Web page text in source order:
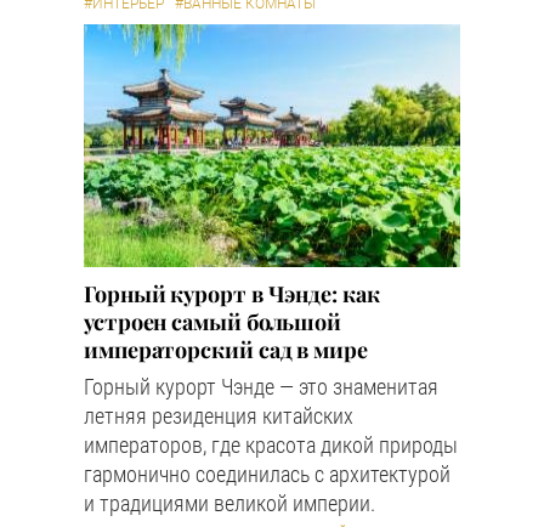
#ИНТЕРЬЕР #ВАННЫЕ КОМНАТЫ
Горный курорт в Чэнде: как
устроен самый большой
императорский сад в мире
Горный курорт Чэнде — это знаменитая
летняя резиденция китайских
императоров, где красота дикой природы
гармонично соединилась с архитектурой
и традициями великой империи.